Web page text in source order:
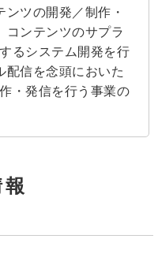
ツの開発／制作・
コンテンツのサプラ
るシステム開発を行
配信を念頭においた
・発信を行う事業の